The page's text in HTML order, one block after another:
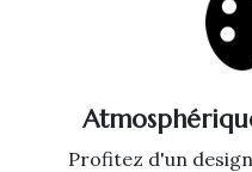
Profitez d'un